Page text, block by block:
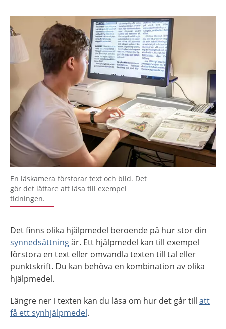
En läskamera förstorar text och bild. Det
gör det lättare att läsa till exempel
tidningen.
Det finns olika hjälpmedel beroende på hur stor din
synnedsättningär. Ett hjälpmedel kan till exempel
förstora en text eller omvandla texten till tal eller
punktskrift. Du kan behöva en kombination av olika
hjälpmedel.
Längre ner i texten kan du läsa om hur det går till att
få ett synhjälpmedel.